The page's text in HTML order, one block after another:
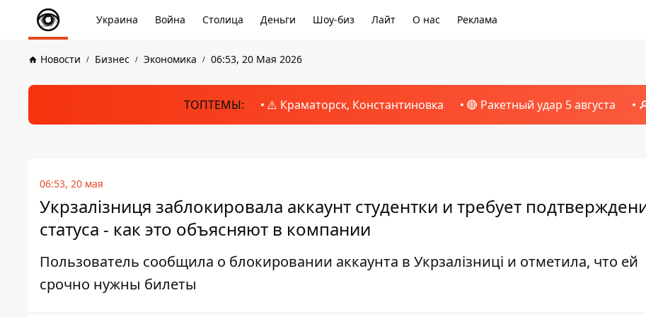
Украина Война Столица Деньги Шоу-биз Лайт О нас Реклама
Новости Бизнес Экономика 06:53, 20 Мая 2026
ТОПТЕМЫ: ⚠️ Краматорск, Константиновка 🔴 Ракетный удар 5 августа
06:53, 20 мая
Укрзалізниця заблокировала аккаунт студентки и требует
статуса - как это объясняют в компании
Пользователь сообщила о блокировании аккаунта в Укрзалізниці и отметила, что ей
срочно нужны билеты